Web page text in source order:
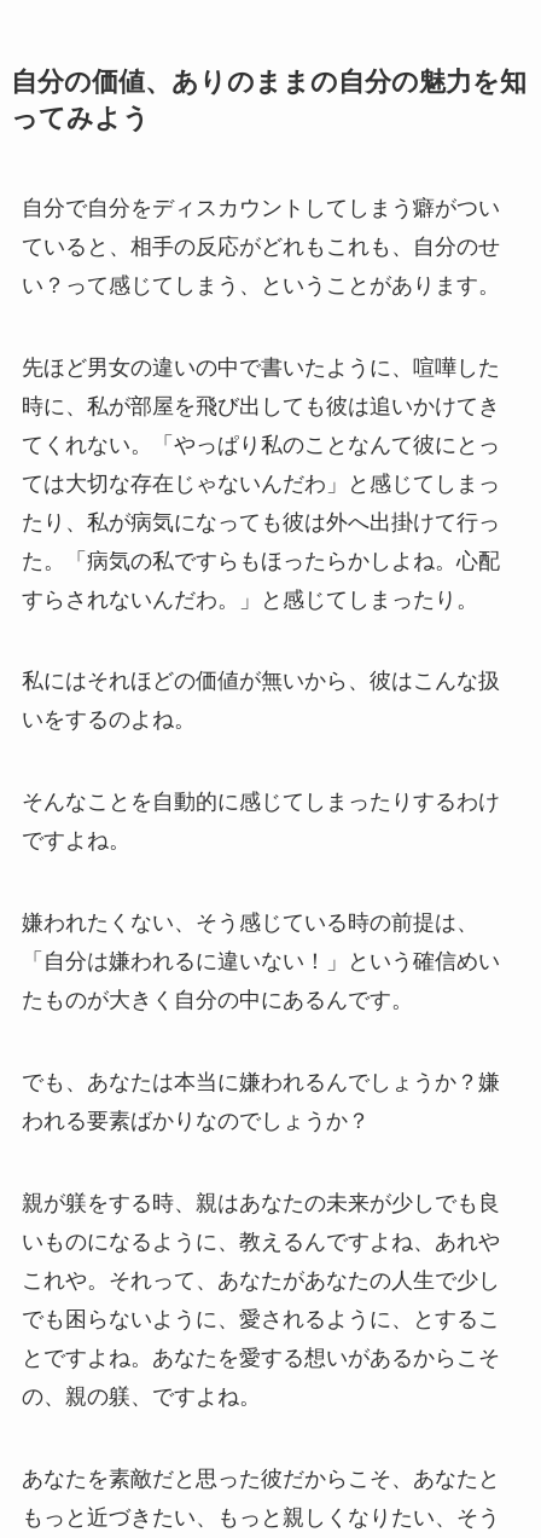
自分の価値、ありのままの自分の魅力を知
ってみよう
自分で自分をディスカウントしてしまう癖がつい
ていると、相手の反応がどれもこれも、自分のせ
い？って感じてしまう、ということがあります。
先ほど男女の違いの中で書いたように、喧嘩した
時に、私が部屋を飛び出しても彼は追いかけてき
てくれない。「やっぱり私のことなんて彼にとっ
ては大切な存在じゃないんだわ」と感じてしまっ
たり、私が病気になっても彼は外へ出掛けて行っ
た。「病気の私ですらもほったらかしよね。心配
すらされないんだわ。」と感じてしまったり。
私にはそれほどの価値が無いから、彼はこんな扱
いをするのよね。
そんなことを自動的に感じてしまったりするわけ
ですよね。
嫌われたくない、そう感じている時の前提は、
「自分は嫌われるに違いない！」という確信めい
たものが大きく自分の中にあるんです。
でも、あなたは本当に嫌われるんでしょうか？嫌
われる要素ばかりなのでしょうか？
親が躾をする時、親はあなたの未来が少しでも良
いものになるように、教えるんですよね、あれや
これや。それって、あなたがあなたの人生で少し
でも困らないように、愛されるように、とするこ
とですよね。あなたを愛する想いがあるからこそ
の、親の躾、ですよね。
あなたを素敵だと思った彼だからこそ、あなたと
もっと近づきたい、もっと親しくなりたい、そう